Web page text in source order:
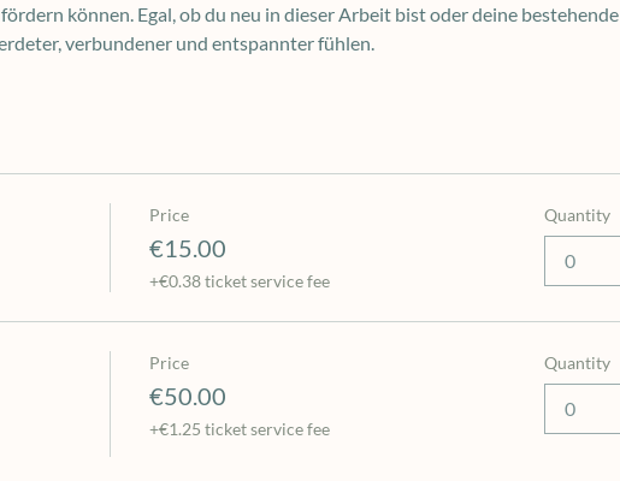
können. Egal, ob du neu in dieser Arbeit bist oder deine bestehende
verbundener und entspannter fühlen.
Price
€15.00
+€0.38 ticket service fee
Quantity
0
Price
€50.00
+€1.25 ticket service fee
Quantity
0